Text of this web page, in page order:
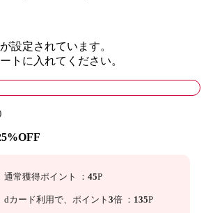
設定されています。
トに入れてください。
通常獲得ポイント ： 45P
dカード利用で、 ポイント 3倍 ： 135P